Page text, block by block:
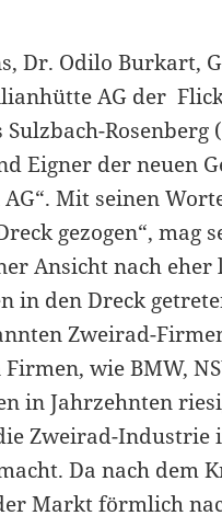
Dr. Odilo Burkart,
AG der
Sulzbach-
Eigner der neuen
Mit seinen
gezogen“, mag
Ansicht nach eher
in den Dreck
Zweirad-
wie BMW,
in Jahrzehnten
Zweirad-Industrie
Da nach dem
Markt förmlich